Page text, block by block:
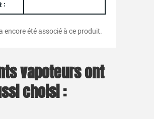
:
encore été associé à ce produit.
vapoteurs ont
choisi :